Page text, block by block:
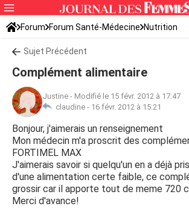
Forum Forum Santé-Médecine Nutrition
Sujet Précédent
Complément alimentaire
Justine - Modifié le 15 févr. 2012 à 17:47
claudine - 16 févr. 2012 à 15:21
Bonjour, j'aimerais un renseignement
Mon médecin m'a proscrit des
FORTIMEL MAX
J'aimerais savoir si quelqu'un en a déjà
d'une alimentation certe faible, ce
grossir car il apporte tout de meme 720
Merci d'avance!